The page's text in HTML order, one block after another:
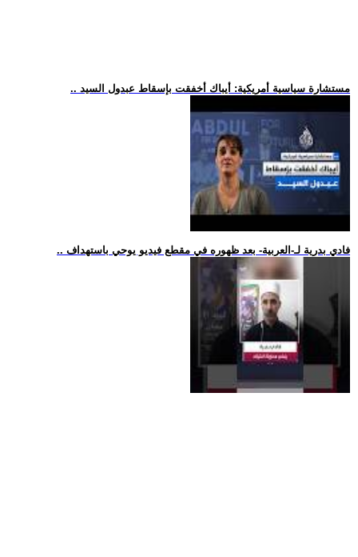
.. مستشارة سياسية أمريكية: أيباك أخفقت بإسقاط عبدول السيد
.. فادي بدرية لـ-العربية- بعد ظهوره في مقطع فيديو يوحي باستهداف